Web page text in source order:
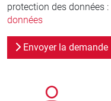
protection des données :
données
Envoyer la demande